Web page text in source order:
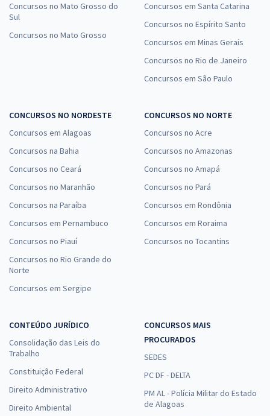
Concursos no Mato Grosso do
Sul
Concursos no Mato Grosso
Concursos em Santa Catarina
Concursos no Espírito Santo
Concursos em Minas Gerais
Concursos no Rio de Janeiro
Concursos em São Paulo
CONCURSOS NO NORDESTE
Concursos em Alagoas
Concursos na Bahia
Concursos no Ceará
Concursos no Maranhão
Concursos na Paraíba
Concursos em Pernambuco
Concursos no Piauí
Concursos no Rio Grande do
Norte
Concursos em Sergipe
CONCURSOS NO NORTE
Concursos no Acre
Concursos no Amazonas
Concursos no Amapá
Concursos no Pará
Concursos em Rondônia
Concursos em Roraima
Concursos no Tocantins
CONTEÚDO JURÍDICO
Consolidação das Leis do
Trabalho
Constituição Federal
Direito Administrativo
Direito Ambiental
CONCURSOS MAIS
PROCURADOS
SEDES
PC DF - DELTA
PM AL - Polícia Militar do Estado
de Alagoas